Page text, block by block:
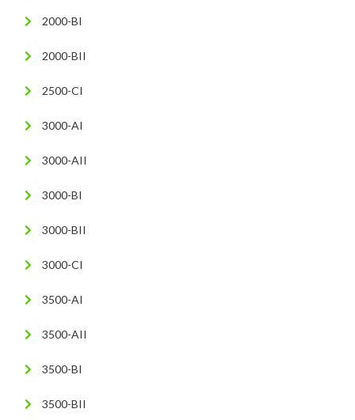
2000-BI
2000-BII
2500-CI
3000-AI
3000-AII
3000-BI
3000-BII
3000-CI
3500-AI
3500-AII
3500-BI
3500-BII